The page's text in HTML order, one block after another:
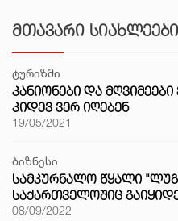
ᲛᲗᲐᲕᲐᲠᲘ ᲡᲘᲐᲮᲚᲔᲔᲑᲘ
ტურიზმი
ᲙᲐᲜᲘᲝᲜᲔᲑᲘ ᲓᲐ
ᲙᲘᲓᲔᲕ ᲕᲔᲠ ᲘᲦᲔᲑᲔᲜ
19/05/2021
ბიზნესი
ᲡᲐᲛᲙᲣᲠᲜᲐᲚᲝ ᲬᲧᲐᲚᲘ
ᲡᲐᲥᲐᲠᲗᲕᲔᲚᲝᲨᲘᲪ
08/09/2022